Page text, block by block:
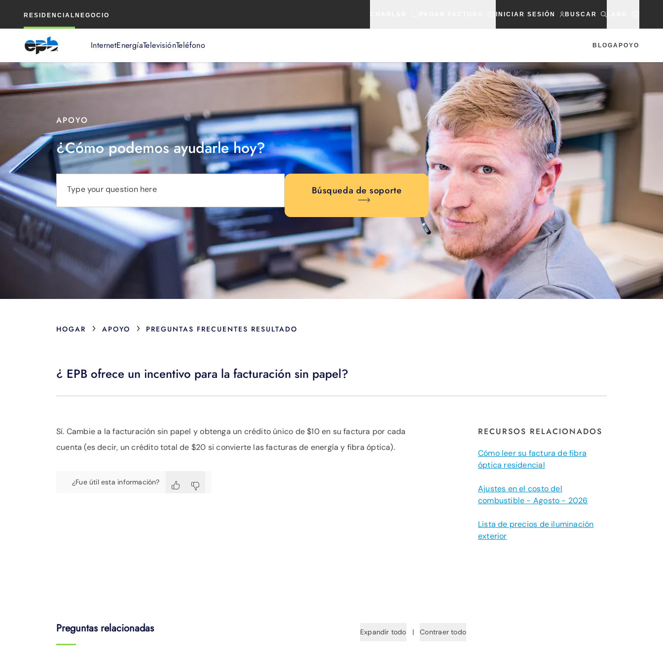
RESIDENCIAL NEGOCIO INICIAR SESIÓN BUSCAR
InternetEnergíaTelevisiónTeléfono BLOGAPOYO
principal
APOYO
¿Cómo podemos ayudarle hoy?
Type your question here Búsqueda de soporte
HOGAR › APOYO › PREGUNTAS FRECUENTES RESULTADO
¿ EPB ofrece un incentivo para la facturación sin papel?
Sí. Cambie a la facturación sin papel y obtenga un crédito único de $10 en su factura por cada
cuenta (es decir, un crédito total de $20 si convierte las facturas de energía y fibra óptica).
¿Fue útil esta información?
RECURSOS RELACIONADOS
Cómo leer su factura de fibra
óptica residencial
Ajustes en el costo del
combustible - Agosto - 2026
Lista de precios de iluminación
exterior
Preguntas relacionadas Expandir todo | Contraer todo